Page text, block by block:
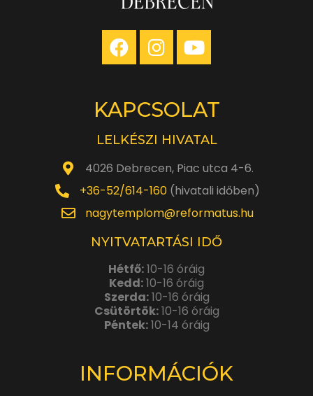
KAPCSOLAT
LELKÉSZI HIVATAL
4026 Debrecen, Piac utca 4-6.
+36-52/614-160(hivatali időben)
nagytemplom@reformatus.hu
NYITVATARTÁSI IDŐ
Hétfő:10-16 óráig
Kedd:10-16 óráig
Szerda:10-16 óráig
Csütörtök:10-16 óráig
Péntek:10-14 óráig
INFORMÁCIÓK